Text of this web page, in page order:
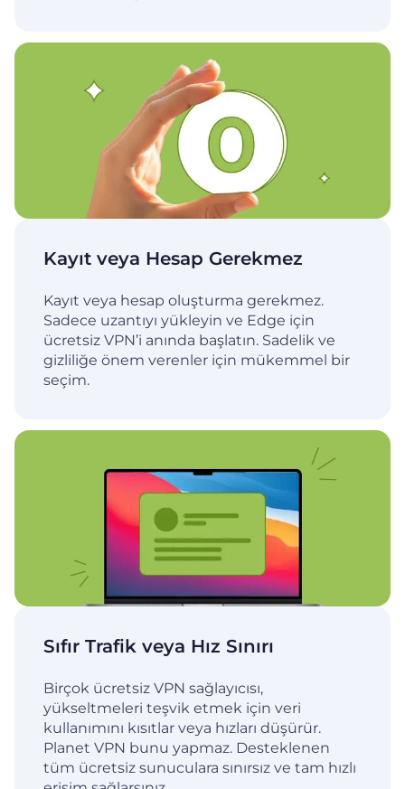
Kayıt veya Hesap Gerekmez
Kayıt veya hesap oluşturma gerekmez.
Sadece uzantıyı yükleyin ve Edge için
ücretsiz VPN’i anında başlatın. Sadelik ve
gizliliğe önem verenler için mükemmel bir
seçim.
Sıfır Trafik veya Hız Sınırı
Birçok ücretsiz VPN sağlayıcısı,
yükseltmeleri teşvik etmek için veri
kullanımını kısıtlar veya hızları düşürür.
Planet VPN bunu yapmaz. Desteklenen
tüm ücretsiz sunuculara sınırsız ve tam hızlı